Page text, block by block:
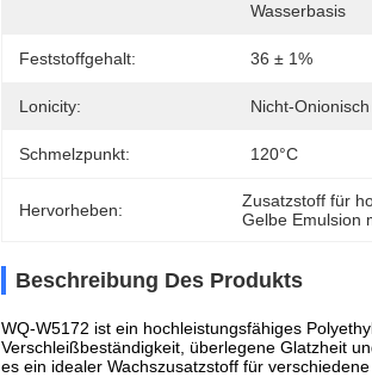
Wasserbasis
Feststoffgehalt: 36 ± 1%
Lonicity: Nicht-Onionisch
Schmelzpunkt: 120°C
Hervorheben: Zusatzstoff für
Gelbe Emulsion
Beschreibung Des Produkts
WQ-W5172 ist ein hochleistungsfähiges
Verschleißbeständigkeit, überlegene Glatzheit
es ein idealer Wachszusatzstoff für